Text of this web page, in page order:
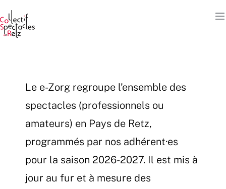
au
contenu
Le e-Zorg regroupe l’ensemble des
spectacles (professionnels ou
amateurs) en Pays de Retz,
programmés par nos adhérent·es
pour la saison 2026-2027. Il est mis à
jour au fur et à mesure des